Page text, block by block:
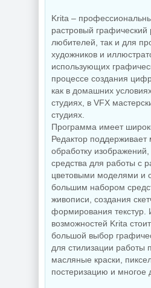
Hasleo Backup
Suite 5.9.2.1
Редактор фото
ON1 Photo RAW
MAX 2026.5
20.5.0.19010 +
Creative Pack
NEW
NEW
Krita –
растровый графический
любителей, так и для
художников и
использующих
процессе создания
как в домашних
студиях, в VFX
студиях.
Программа имеет
Редактор поддерживает
обработку
средства для работы с
цветовыми моделями и
большим набором
живописи, создания
формирования текстур.
возможностей Krita
большой выбор
для стилизации работы
масляные краски,
постеризацию и многое